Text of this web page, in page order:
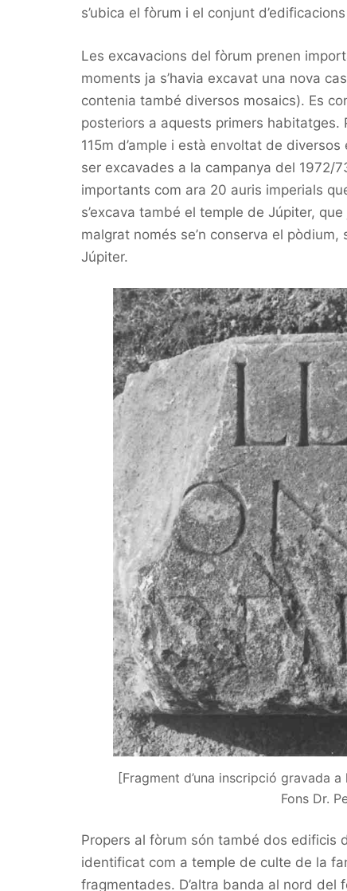
s’ubica el fòrum i el conjunt
Les excavacions del fòrum prenen
moments ja s’havia excavat una nova
contenia també diversos mosaics). Es
posteriors a aquests primers
115m d’ample i està envoltat de
ser excavades a la campanya del 1972/
importants com ara 20 auris imperials
s’excava també el temple de Júpiter,
malgrat només se’n conserva el
Júpiter.
[Fragment d’una inscripció gravada
Fons Dr.
Propers al fòrum són també dos edificis
identificat com a temple de culte de la
fragmentades. D’altra banda al nord del